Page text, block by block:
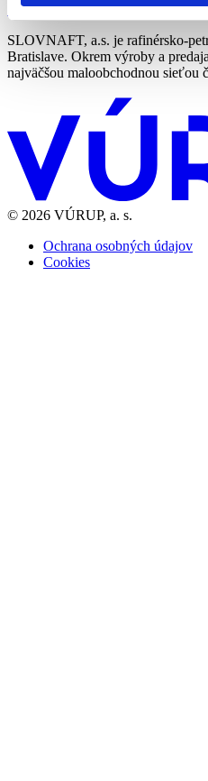
Slovnaft
SLOVNAFT, a.s. je rafinérsko-
Bratislave. Okrem výroby a
najväčšou maloobchodnou sieťou
© 2026 VÚRUP, a. s.
Ochrana osobných údajov
Cookies